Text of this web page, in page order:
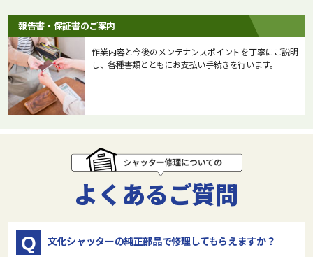
報告書・保証書のご案内
作業内容と今後のメンテナンスポイントを丁寧にご説明
し、各種書類とともにお支払い手続きを行います。
よくあるご質問
Q 文化シャッターの純正部品で修理してもらえますか？